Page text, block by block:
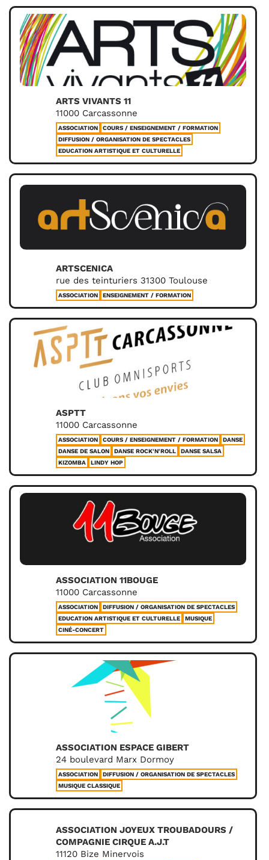
ARTS VIVANTS 11
11000 Carcassonne
ASSOCIATION
COURS / ENSEIGNEMENT / FORMATION
DIFFUSION / ORGANISATION DE SPECTACLES
EDUCATION ARTISTIQUE ET CULTURELLE
ARTSCENICA
rue des teinturiers 31300 Toulouse
ASSOCIATION ENSEIGNEMENT / FORMATION
ASPTT
11000 Carcassonne
ASSOCIATION COURS / ENSEIGNEMENT / FORMATION
DANSE
DANSE DE SALON
DANSE ROCK'N'ROLL
DANSE SALSA
KIZOMBA
LINDY HOP
ASSOCIATION 11BOUGE
11000 Carcassonne
ASSOCIATION
DIFFUSION / ORGANISATION DE SPECTACLES
EDUCATION ARTISTIQUE ET CULTURELLE
MUSIQUE
CINÉ-CONCERT
ASSOCIATION ESPACE GIBERT
24 boulevard Marx Dormoy
ASSOCIATION
DIFFUSION / ORGANISATION DE SPECTACLES
MUSIQUE CLASSIQUE
ASSOCIATION JOYEUX TROUBADOURS /
COMPAGNIE CIRQUE A.J.T
11120 Bize Minervois